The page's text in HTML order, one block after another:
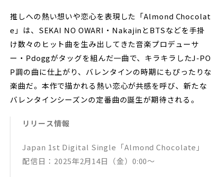
推しへの熱い想いや恋心を表現した「Almond Chocolat
e」は、SEKAI NO OWARI・NakajinとBTSなどを手掛
け数々のヒット曲を生み出してきた音楽プロデューサ
ー・Pdoggがタッグを組んだ一曲で、キラキラしたJ-PO
P調の曲に仕上がり、バレンタインの時期にもぴったりな
楽曲だ。本作で描かれる熱い恋心が共感を呼び、新たな
バレンタインシーズンの定番曲の誕生が期待される。
リリース情報
Japan 1st Digital Single「Almond Chocolate」
配信日：2025年2月14日（金）0:00〜